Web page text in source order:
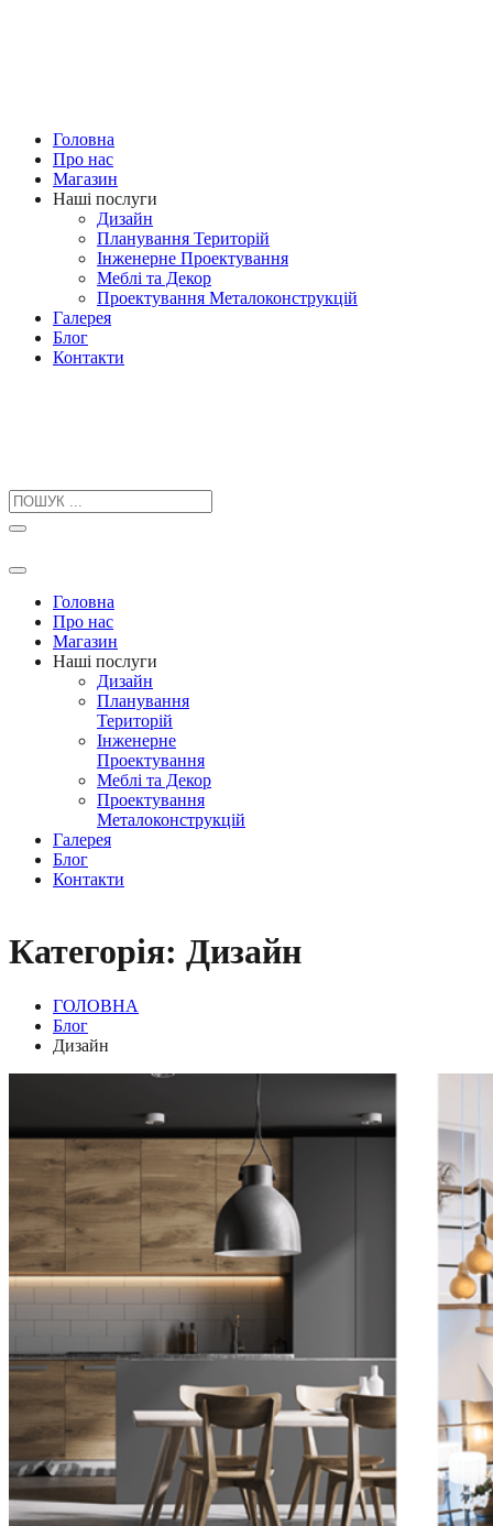
Головна
Про нас
Магазин
Наші послуги
Дизайн
Планування Територій
Iнженерне Проектування
Меблі та Декор
Проектування Металоконструкцій
Галерея
Блог
Контакти
Search
for:
Головна
Про нас
Магазин
Наші послуги
Дизайн
Планування
Територій
Iнженерне
Проектування
Меблі та Декор
Проектування
Металоконструкцій
Галерея
Блог
Контакти
Категорія: Дизайн
ГОЛОВНА
Блог
Дизайн